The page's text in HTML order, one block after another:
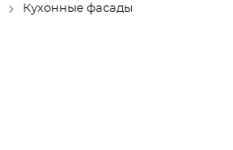
Кухонные фасады